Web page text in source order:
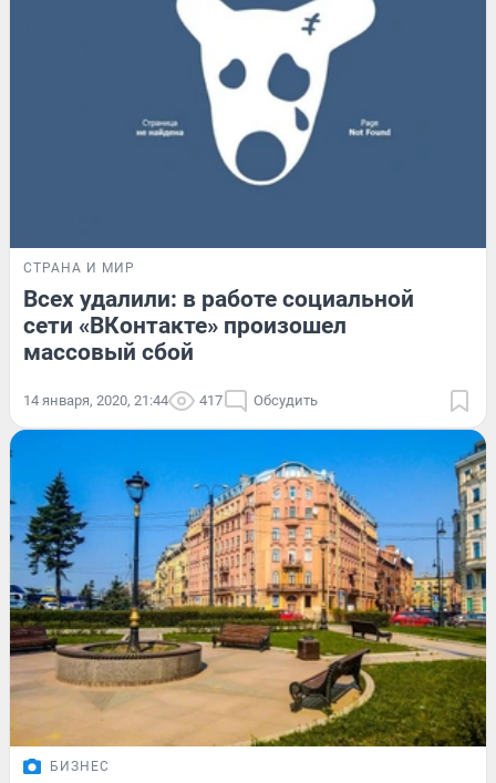
СТРАНА И МИР
Всех удалили: в работе социальной
сети «ВКонтакте» произошел
массовый сбой
14 января, 2020, 21:44 417 Обсудить
БИЗНЕС